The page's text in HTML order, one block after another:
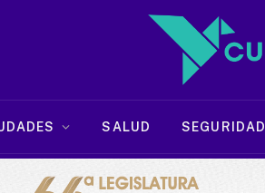
SALUD SEGURIDAD